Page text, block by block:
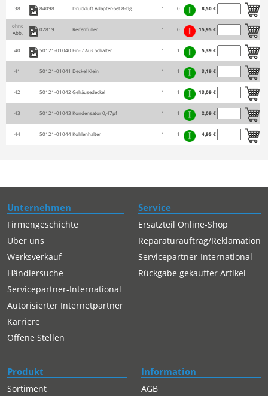
38 84098 Druckluft Adapter-Set 8-tlg. 1 0 8,50 €
ohne
Abb.
02819 Reifenfüller 1 0 15,95 €
40 50121-01040Ein- / Aus Schalter 1 1 5,39 €
41 50121-01041 Deckel Klein 1 1 3,19 €
42 50121-01042 Gehäusedeckel 1 1 13,09 €
43 50121-01043 Kondensator 0,47µf 1 1 2,09 €
44 50121-01044Kohlenhalter 1 1 4,95 €
Unternehmen
Firmengeschichte
Über uns
Werksverkauf
Händlersuche
Servicepartner-International
Autorisierter Internetpartner
Karriere
Offene Stellen
Service
Ersatzteil Online-Shop
Reparaturauftrag/Reklamation
Servicepartner-International
Rückgabe gekaufter Artikel
Produkt
Sortiment
Information
AGB